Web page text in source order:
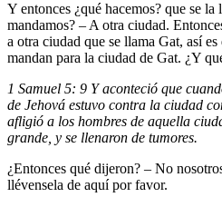
Y entonces ¿qué hacemos? que se
mandamos? – A otra ciudad.
a otra ciudad que se llama Gat, así
mandan para la ciudad de Gat. ¿Y
1 Samuel 5: 9 Y aconteció que
de Jehová estuvo contra la ciudad
afligió a los hombres de aquella
grande, y se llenaron de tumores.
¿Entonces qué dijeron? – No
llévensela de aquí por favor.